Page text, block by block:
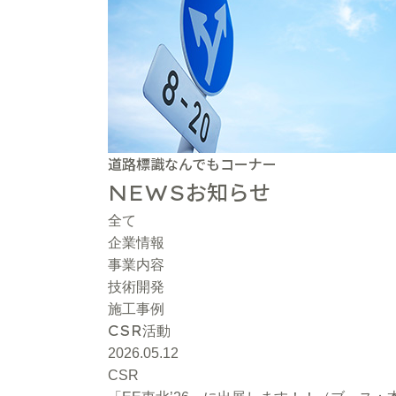
道路標識なんでもコーナー
NEWSお知らせ
全て
企業情報
事業内容
技術開発
施工事例
CSR活動
2026.05.12
CSR